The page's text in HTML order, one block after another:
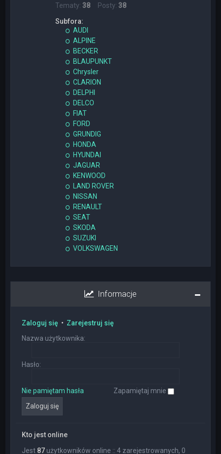
Tematy:38 Posty:38
Subfora:
AUDI
ALPINE
BECKER
BLAUPUNKT
Chrysler
CLARION
DELPHI
DELCO
FIAT
FORD
GRUNDIG
HONDA
HYUNDAI
JAGUAR
KENWOOD
LAND ROVER
NISSAN
RENAULT
SEAT
SKODA
SUZUKI
VOLKSWAGEN
Informacje
Zaloguj się • Zarejestruj się
Nazwa użytkownika:
Hasło:
Nie pamiętam hasła Zapamiętaj mnie
Kto jest online
Jest 87 użytkowników online :: 4 zarejestrowanych, 0